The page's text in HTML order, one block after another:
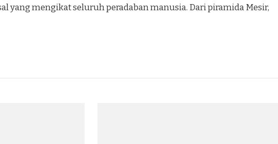
yang mengikat seluruh peradaban manusia. Dari piramida Mesir,